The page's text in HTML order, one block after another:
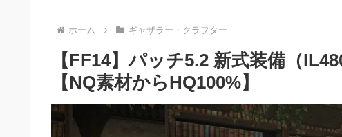
ホーム ギャザラー・クラフター
【FF14】パッチ5.2 新式装備（
【NQ素材からHQ100%】